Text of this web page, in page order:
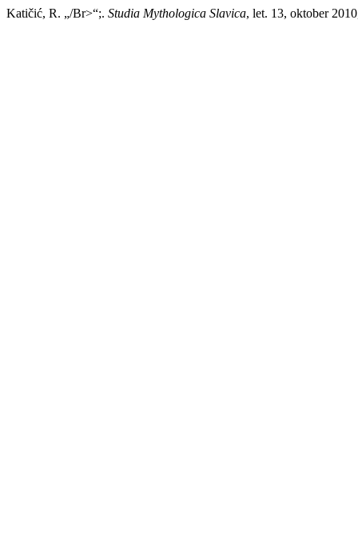
Katičić, R. „/Br>“;. Studia Mythologica Slavica, let. 13, oktober